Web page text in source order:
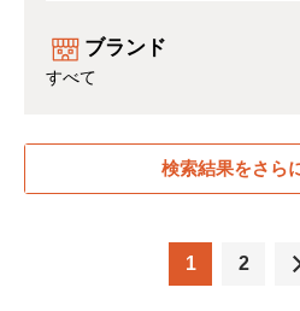
ブランド
すべて
検索結果をさら
1 2